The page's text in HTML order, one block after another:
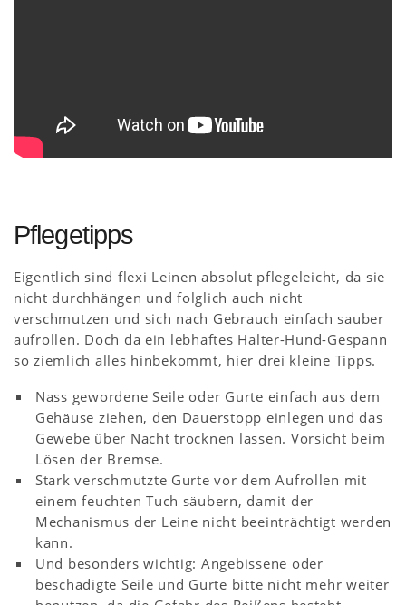
Pflegetipps
Eigentlich sind flexi Leinen absolut pflegeleicht, da sie
nicht durchhängen und folglich auch nicht
verschmutzen und sich nach Gebrauch einfach sauber
aufrollen. Doch da ein lebhaftes Halter-Hund-Gespann
so ziemlich alles hinbekommt, hier drei kleine Tipps.
Nass gewordene Seile oder Gurte einfach aus dem
Gehäuse ziehen, den Dauerstopp einlegen und das
Gewebe über Nacht trocknen lassen. Vorsicht beim
Lösen der Bremse.
Stark verschmutzte Gurte vor dem Aufrollen mit
einem feuchten Tuch säubern, damit der
Mechanismus der Leine nicht beeinträchtigt werden
kann.
Und besonders wichtig: Angebissene oder
beschädigte Seile und Gurte bitte nicht mehr weiter